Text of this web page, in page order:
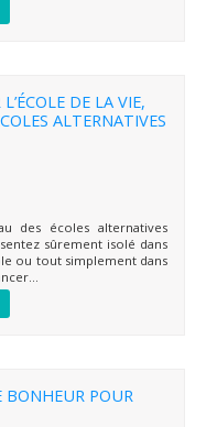
DE LA VIE,
ALTERNATIVES
des écoles alternatives
sûrement isolé dans
ou tout simplement dans
BONHEUR POUR